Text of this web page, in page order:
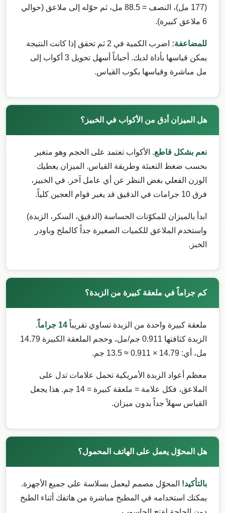
(177 مل)، النصف = 88.5 مل، ثم حوّله إلى ملاعق (حوالي
6 ملاعق كبيرة).
للمضاعفة:
اضرب الكمية في 2 ثم تحقق إذا كانت النتيجة
يمكن قياسها بأداة لديك. أحياناً أسهل تحويل 3 أكواب إلى
مل مباشرة وقياسها بكوب القياس.
هل الميزان أدق من الأكواب في الخبيز؟
نعم بشكل قاطع. الأكواب تعتمد على الحجم وهو متغير
بحسب ضغط التعبئة وطريقة القياس. الميزان يعطيك
الوزن الفعلي بغض النظر عن أي عامل آخر. في الخبيز،
فرق 10 جرامات في الدقيق قد يغير قوام العجين كلياً.
ابدأ بالميزان للمكوّنات الحساسة (الدقيق، السكر، الزبدة)
واستخدم الملاعق للكميات الصغيرة جداً كالملح وباودر
الخبز.
كم جراماً في ملعقة كبيرة من الزبدة؟
ملعقة كبيرة واحدة من الزبدة تساوي تقريباً 14 جراماً
.
الزبدة كثافتها 0.911 جم/مل، وحجم الملعقة الكبيرة 14.79
مل، أي: 14.79 × 0.911 ≈ 13.5 جم.
معظم أعواد الزبدة الأمريكية تحمل علامات تدل على
الملاعق، فكل علامة = ملعقة كبيرة = 14 جم. هذا يجعل
القياس سهلاً جداً بدون ميزان.
هل المحوّل يعمل على الهاتف المحمول؟
بالتأكيد! المحوّل مصمم ليعمل بسلاسة على جميع الأجهزة.
يمكنك استخدامه في المطبخ مباشرة من هاتفك أثناء الطبخ